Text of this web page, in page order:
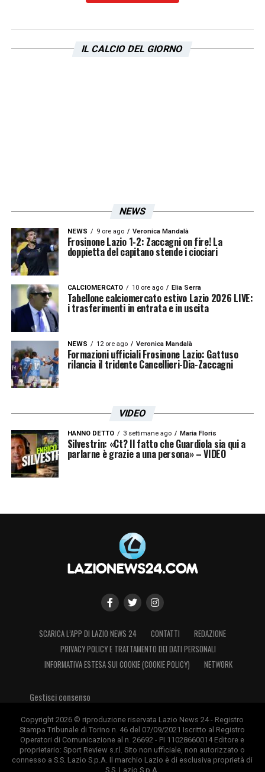
IL CALCIO DEL GIORNO
NEWS
NEWS 9 ore ago Veronica Mandalà
Frosinone Lazio 1-2: Zaccagni on fire! La
doppietta del capitano stende i ciociari
CALCIOMERCATO 10 ore ago Elia Serra
Tabellone calciomercato estivo Lazio 2026 LIVE:
i trasferimenti in entrata e in uscita
NEWS 12 ore ago Veronica Mandalà
Formazioni ufficiali Frosinone Lazio: Gattuso
rilancia il tridente Cancellieri-Dia-Zaccagni
VIDEO
HANNO DETTO 3 settimane ago Maria Floris
Silvestrin: «Ct? Il fatto che Guardiola sia qui a
parlarne è grazie a una persona» – VIDEO
SCARICA L’APP DI LAZIO NEWS 24 CONTATTI
REDAZIONE
PRIVACY POLICY E TRATTAMENTO DEI DATI PERSONALI
INFORMATIVA ESTESA SUI COOKIE (COOKIE POLICY)
NETWORK
Gestisci consenso
Copyright 2026 © riproduzione riservata Lazio News 24 - Registro
Stampa Tribunale di Torino n. 46 del 07/09/2021 Iscritto al Registro
Operatori di Comunicazione al n. 26692 - PI 11028660014 Editore e
proprietario: Sport Review s.r.l. Sito non ufficiale, non autorizzato o
connesso a S.S. Lazio S.p.A. Il marchio Lazio è di esclusiva proprietà di
S.S. Lazio S.p.A.